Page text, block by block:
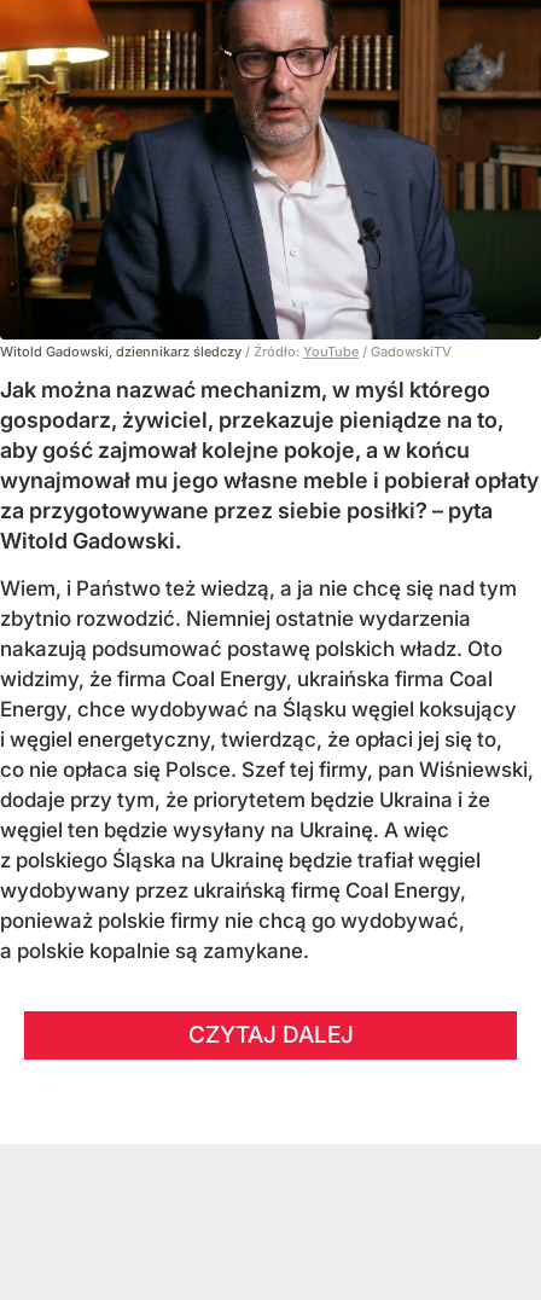
Witold Gadowski, dziennikarz śledczy / Źródło: YouTube / GadowskiTV
Jak można nazwać mechanizm, w myśl którego
gospodarz, żywiciel, przekazuje pieniądze na to,
aby gość zajmował kolejne pokoje, a w końcu
wynajmował mu jego własne meble i pobierał opłaty
za przygotowywane przez siebie posiłki? – pyta
Witold Gadowski.
Wiem, i Państwo też wiedzą, a ja nie chcę się nad tym
zbytnio rozwodzić. Niemniej ostatnie wydarzenia
nakazują podsumować postawę polskich władz. Oto
widzimy, że firma Coal Energy, ukraińska firma Coal
Energy, chce wydobywać na Śląsku węgiel koksujący
i węgiel energetyczny, twierdząc, że opłaci jej się to,
co nie opłaca się Polsce. Szef tej firmy, pan Wiśniewski,
dodaje przy tym, że priorytetem będzie Ukraina i że
węgiel ten będzie wysyłany na Ukrainę. A więc
z polskiego Śląska na Ukrainę będzie trafiał węgiel
wydobywany przez ukraińską firmę Coal Energy,
ponieważ polskie firmy nie chcą go wydobywać,
a polskie kopalnie są zamykane.
CZYTAJ DALEJ